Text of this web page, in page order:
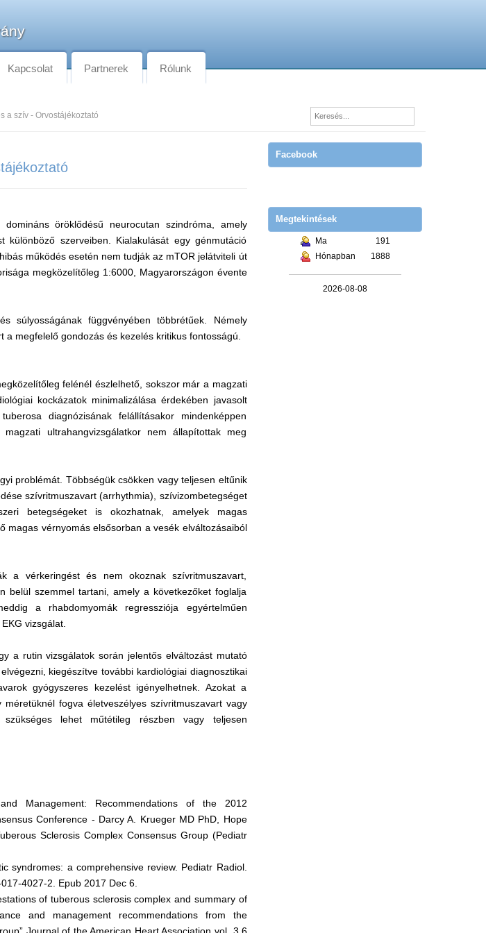
Kapcsolat Partnerek Rólunk
a szív - Orvostájékoztató
öröklődésű neurocutan szindróma, amely
szerveiben. Kialakulását egy génmutáció
működés esetén nem tudják az mTOR jelátviteli út
megközelítőleg 1:6000, Magyarországon évente
súlyosságának függvényében többrétűek. Némely
megfelelő gondozás és kezelés kritikus fontosságú.
felénél észlelhető, sokszor már a magzati
kockázatok minimalizálása érdekében javasolt
diagnózisának felállításakor mindenképpen
ultrahangvizsgálatkor nem állapítottak meg
problémát. Többségük csökken vagy teljesen eltűnik
szívritmuszavart (arrhythmia), szívizombetegséget
betegségeket is okozhatnak, amelyek magas
magas vérnyomás elsősorban a vesék elváltozásaiból
a vérkeringést és nem okoznak szívritmuszavart,
belül szemmel tartani, amely a következőket foglalja
a rhabdomyomák regressziója egyértelműen
vizsgálat.
a rutin vizsgálatok során jelentős elváltozást mutató
kiegészítve további kardiológiai diagnosztikai
gyógyszeres kezelést igényelhetnek. Azokat a
fogva életveszélyes szívritmuszavart vagy
szükséges lehet műtétileg részben vagy teljesen
Management: Recommendations of the 2012
Conference - Darcy A. Krueger MD PhD, Hope
Sclerosis Complex Consensus Group (Pediatr
syndromes: a comprehensive review. Pediatr Radiol.
4027-2. Epub 2017 Dec 6.
of tuberous sclerosis complex and summary of
and management recommendations from the
Facebook
Megtekintések
Ma
191
Hónapban
1888
2026-08-08